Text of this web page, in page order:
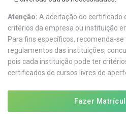
Atenção: A aceitação do certificado
critérios da empresa ou instituição
Para fins específicos, recomenda-
regulamentos das instituições,
pois cada instituição pode ter
certificados de cursos livres de
Fazer